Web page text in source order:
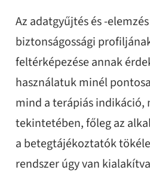
Az adatgyűjtés és -
biztonságossági
feltérképezése annak
használatuk minél
mind a terápiás indikáció,
tekintetében, főleg az
a betegtájékoztatók
rendszer úgy van